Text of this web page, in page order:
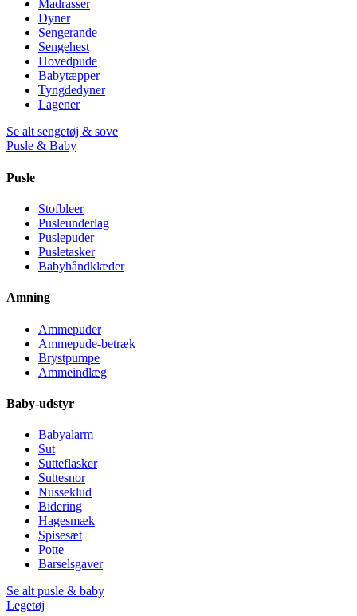
Madrasser
Dyner
Sengerande
Sengehest
Hovedpude
Babytæpper
Tyngdedyner
Lagener
Se alt sengetøj & sove
Pusle & Baby
Pusle
Stofbleer
Pusleunderlag
Puslepuder
Pusletasker
Babyhåndklæder
Amning
Ammepuder
Ammepude-betræk
Brystpumpe
Ammeindlæg
Baby-udstyr
Babyalarm
Sut
Sutteflasker
Suttesnor
Nusseklud
Bidering
Hagesmæk
Spisesæt
Potte
Barselsgaver
Se alt pusle & baby
Legetøj